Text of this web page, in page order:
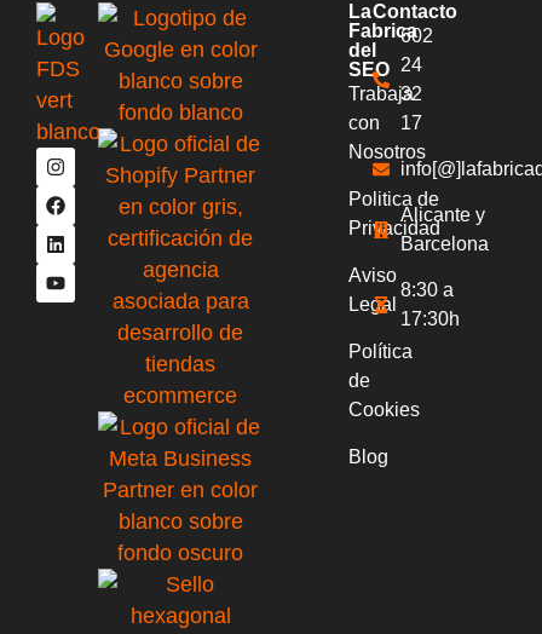
La
Fabrica
del
SEO
Trabaja
con
Nosotros
Politica de
Privacidad
Aviso
Legal
Política
de
Cookies
Blog
Contacto
602
24
32
17
Alicante y
Barcelona
8:30 a
17:30h